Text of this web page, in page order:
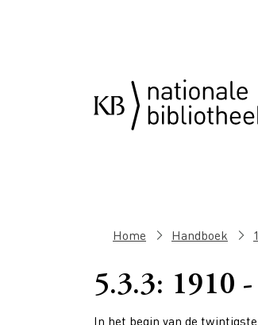
Kruimelpad
Home Handboek
5.3.3: 1910
In het begin van de